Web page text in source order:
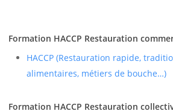
Formation HACCP Restauration
HACCP (Restauration rapide,
alimentaires, métiers de bouche…)
Formation HACCP Restauration